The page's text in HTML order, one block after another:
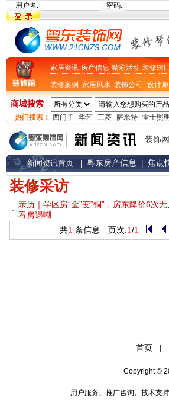
用户名: 密码:
家居资讯 房产信息 精彩活动 装修窍
装修案例 家居风水 装饰公司 设计师
商城搜索
热门搜索： 西门子 华艺 三菱 萨米特 雷士照明
装饰
新闻资讯首页 粤东房产信息 焦点
装修采访
亲历｜学区房“金”变“铜”，房东降价6次
看房遇嘲
共1 条信息 页次:1/1
首页 |
Copyright ©
用户服务、推广咨询、技术支